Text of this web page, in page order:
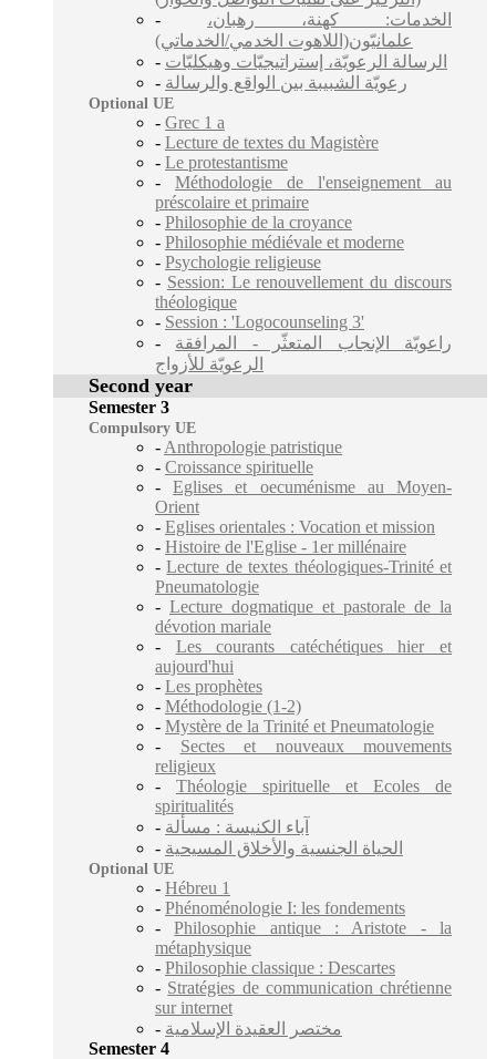
-
الخدمات: كهنة، رهبان،
علمانيّون(اللاهوت الخدمي/الخدماتي)
- الرسالة الرعويّة، إستراتيجيّات وهيكليّات
- رعويّة الشبيبة بين الواقع والرسالة
Optional UE
- Grec 1 a
- Lecture de textes du Magistère
- Le protestantisme
- Méthodologie de l'enseignement au
préscolaire et primaire
- Philosophie de la croyance
- Philosophie médiévale et moderne
- Psychologie religieuse
- Session: Le renouvellement du discours
théologique
- Session : 'Logocounseling 3'
- راعويّة الإنجاب المتعثّر - المرافقة
الرعويّة للأزواج
Second year
Semester 3
Compulsory UE
- Anthropologie patristique
- Croissance spirituelle
-Eglises et oecuménisme au Moyen-
Orient
- Eglises orientales : Vocation et mission
- Histoire de l'Eglise - 1er millénaire
-Lecture de textes théologiques-Trinité et
Pneumatologie
- Lecture dogmatique et pastorale de la
dévotion mariale
- Les courants catéchétiques hier et
aujourd'hui
- Les prophètes
- Méthodologie (1-2)
- Mystère de la Trinité et Pneumatologie
- Sectes et nouveaux mouvements
religieux
- Théologie spirituelle et Ecoles de
spiritualités
- آباء الكنيسة : مسألة
- الحياة الجنسية والأخلاق المسيحية
Optional UE
- Hébreu 1
- Phénoménologie I: les fondements
-Philosophie antique : Aristote - la
métaphysique
- Philosophie classique : Descartes
- Stratégies de communication chrétienne
sur internet
- مختصر العقيدة الإسلامية
Semester 4